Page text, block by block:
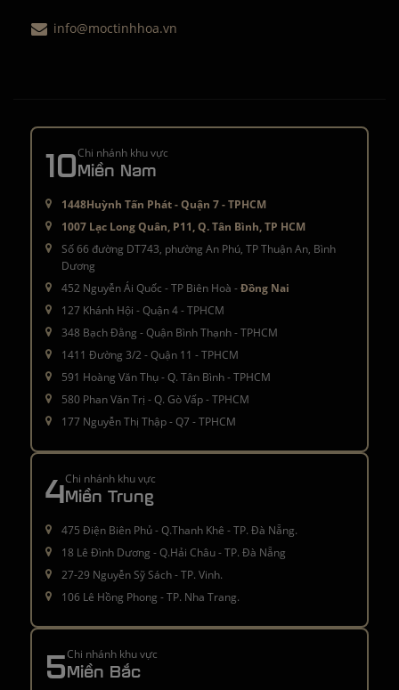
info@moctinhhoa.vn
10Chi nhánh khu vực
Miền Nam
1448Huỳnh Tấn Phát - Quận 7 - TPHCM
1007 Lạc Long Quân, P11, Q. Tân Bình, TP HCM
Số 66 đường DT743, phường An Phú, TP Thuận An, Bình
Dương
452 Nguyễn Ái Quốc - TP Biên Hoà -Đồng Nai
127 Khánh Hội - Quận 4 - TPHCM
348 Bạch Đằng - Quận Bình Thạnh - TPHCM
1411 Đường 3/2 - Quận 11 - TPHCM
591 Hoàng Văn Thụ - Q. Tân Bình - TPHCM
580 Phan Văn Trị - Q. Gò Vấp - TPHCM
177 Nguyễn Thị Thập - Q7 - TPHCM
4Chi nhánh khu vực
Miền Trung
475 Điện Biên Phủ - Q.Thanh Khê - TP. Đà Nẵng.
18 Lê Đình Dương - Q.Hải Châu - TP. Đà Nẵng
27-29 Nguyễn Sỹ Sách - TP. Vinh.
106 Lê Hồng Phong - TP. Nha Trang.
5Chi nhánh khu vực
Miền Bắc